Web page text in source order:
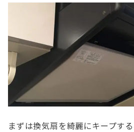
まずは換気扇を綺麗にキープする